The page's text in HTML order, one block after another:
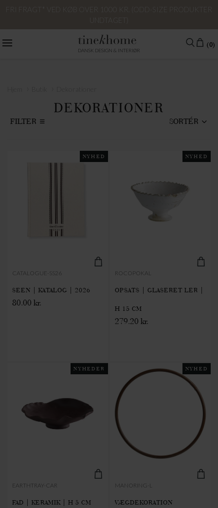
DANSK DESIGN & INTERIØR
(0)
DEKORATIONER
FILTER SORTÉR
NYHED
CATALOGUE-SS26
SEEN | KATALOG | 2026
80.00 kr.
NYHED
ROCOPOKAL
OPSATS | GLASERET LER |
H 15 CM
279.20 kr.
NYHEDER
EARTHTRAY-CAR
FAD | KERAMIK | H 5 CM
NYHED
MANORING-L
VÆGDEKORATION